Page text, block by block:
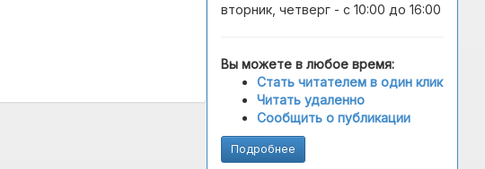
вторник, четверг - с 10:00 до 16:00
Вы можете в любое время:
Стать читателем в один клик
Читать удаленно
Сообщить о публикации
Подробнее